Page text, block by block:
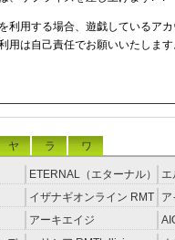
用する場合、遊戯しているアカ
は自己責任でお願いいたします
ヤ ラ ワ
ETERNAL（エターナル）
RMT
エ
イザナギオンライン RMT
ア
アーキエイジ